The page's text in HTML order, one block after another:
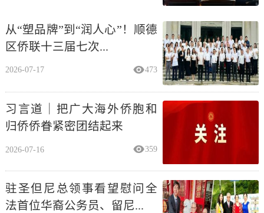
从“塑品牌”到“润人心”！顺德
区侨联十三届七次...
2026-07-17 473
习言道｜把广大海外侨胞和
归侨侨眷紧密团结起来
2026-07-16 359
驻圣但尼总领事看望慰问全
法首位华裔公务员、留尼...